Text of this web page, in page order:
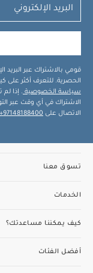
قومي بالاشتراك عبر البريد
الحصرية. للتعرف أكثر على
سياسة الخصوصية . إذا لم
الاشتراك في أي وقت عبر
الاتصال على 97148188400+
تسوق معنا
الخدمات
كيف يمكننا مساعدتك؟
أفضل الفئات